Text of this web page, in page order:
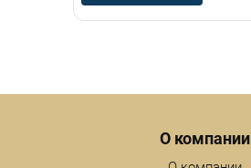
О компании